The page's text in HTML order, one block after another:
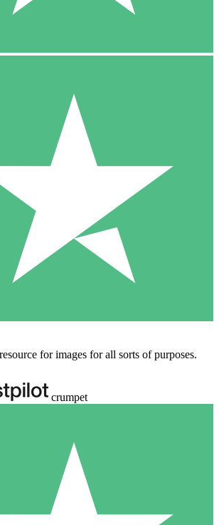
for images for all sorts of purposes.
crumpet